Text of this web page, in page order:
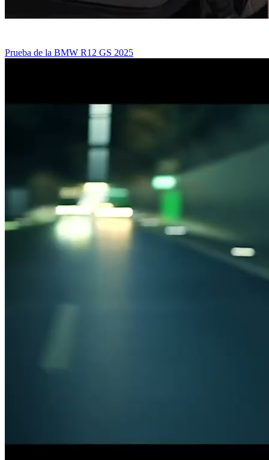
Prueba de la BMW R12 GS 2025